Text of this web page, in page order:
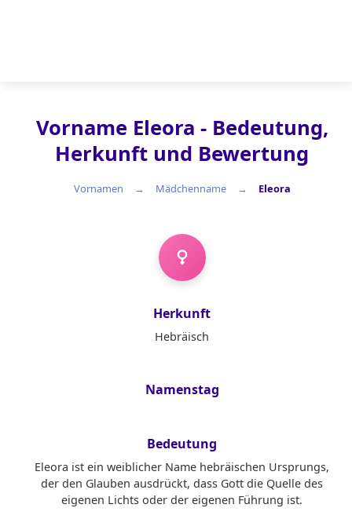
Vorname Eleora - Bedeutung,
Herkunft und Bewertung
Vornamen Mädchenname Eleora
Mädchenname
Herkunft
Hebräisch
Namenstag
Bedeutung
Eleora ist ein weiblicher Name hebräischen Ursprungs,
der den Glauben ausdrückt, dass Gott die Quelle des
eigenen Lichts oder der eigenen Führung ist.